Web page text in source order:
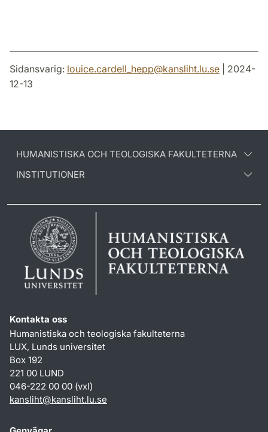
Sidansvarig: louice.cardell_hepp@kansliht.lu.se | 2024-
12-13
HUMANISTISKA OCH TEOLOGISKA FAKULTETERNA
INSTITUTIONER
Kontakta oss
Humanistiska och teologiska fakulteterna
LUX, Lunds universitet
Box 192
221 00 LUND
046-222 00 00 (vxl)
kansliht@kansliht.lu.se